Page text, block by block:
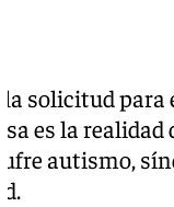
la solicitud
es la
autismo,